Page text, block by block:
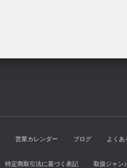
営業カレンダー ブログ よくあ
特定商取引法に基づく表記 取扱ジャン